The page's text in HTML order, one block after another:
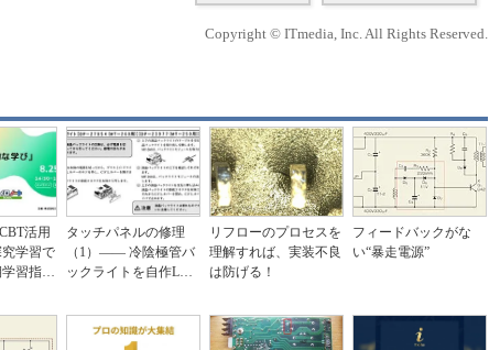
Copyright © ITmedia, Inc. All Rights Reserved.
活用
学習で
習指導
...
タッチパネルの修理
（1）―― 冷陰極管バ
ックライトを自作LED
リフローのプロセスを
理解すれば、実装不良
は防げる！
フィードバックがな
い“暴走電源”